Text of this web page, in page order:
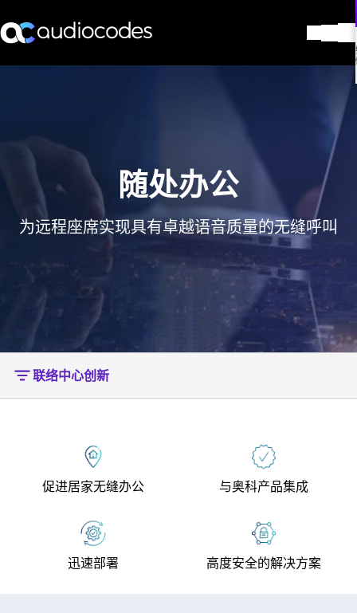
服务与支持
联系我们
Stay in the loop
加入我们的分发列表
随处办公
为远程座席实现具有卓越语音质量的无缝呼叫
联络中心创新
促进居家无缝办公 与奥科产品集成
迅速部署 高度安全的解决方案